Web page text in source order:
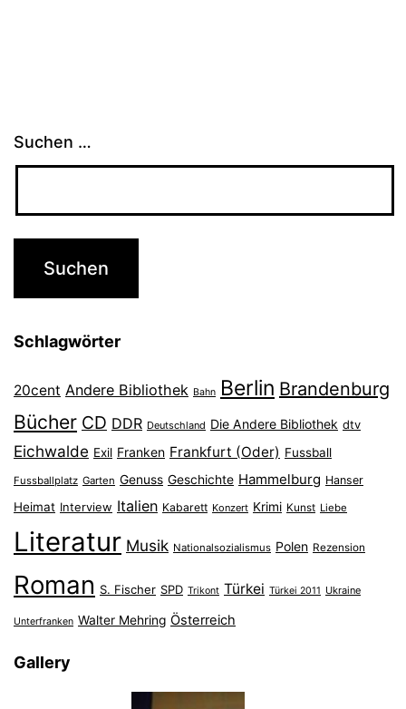
Suchen …
Schlagwörter
20cent Andere Bibliothek Bahn Berlin Brandenburg
Bücher CD DDR Deutschland Die Andere Bibliothek dtv
Eichwalde Exil Franken Frankfurt (Oder) Fussball
Fussballplatz Garten Genuss Geschichte Hammelburg Hanser
Heimat Interview Italien Kabarett Konzert Krimi Kunst Liebe
Literatur Musik Nationalsozialismus Polen Rezension
Roman S. Fischer SPD Trikont Türkei Türkei 2011 Ukraine
Unterfranken Walter Mehring Österreich
Gallery